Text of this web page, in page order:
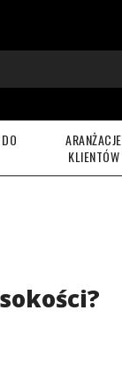
ARANŻACJE
KLIENTÓW